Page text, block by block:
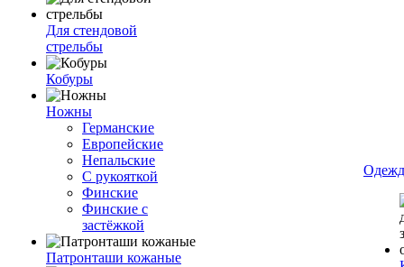
Для стендовой
стрельбы
Кобуры
Ножны
Германские
Европейские
Непальские
С рукояткой
Финские
Финские с
застёжкой
Патронташи кожаные